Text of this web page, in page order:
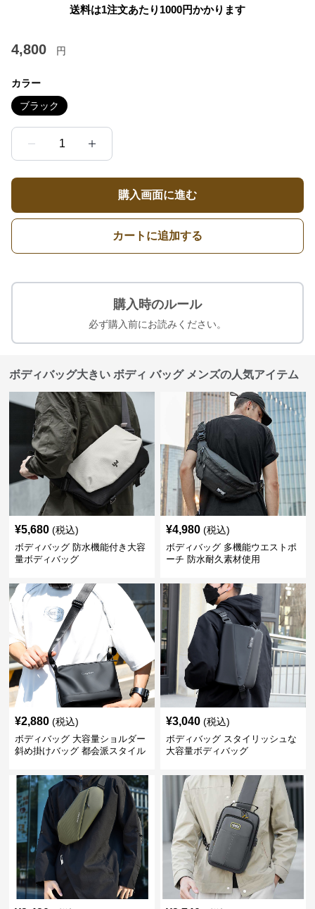
送料は1注文あたり 1000円かかります
4,800 円
カラー
ブラック
1
購入画面に進む
カートに追加する
購入時のルール
必ず購入前にお読みください。
ボディバッグ大きい ボディ バッグ メンズの人気アイテム
¥5,680 (税込)
ボディバッグ 防水機能付き大容
量ボディバッグ
¥4,980 (税込)
ボディバッグ 多機能ウエストポ
ーチ 防水耐久素材使用
¥2,880 (税込)
ボディバッグ 大容量ショルダー
斜め掛けバッグ 都会派スタイル
¥3,040 (税込)
ボディバッグ スタイリッシュな
大容量ボディバッグ